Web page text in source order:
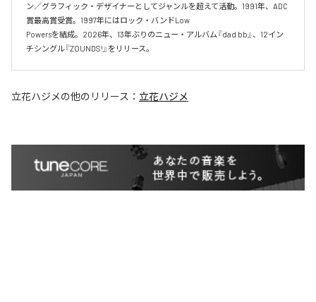
ン／グラフィック・デザイナーとしてジャンルを超えて活動。1991年、ADC
賞最高賞受賞。1997年にはロック・バンドLow
Powersを結成。2026年、13年ぶりのニュー・アルバム『dad bb』、12イン
チシングル『ZOUNDS!』をリリース。
立花ハジメの他のリリース： 立花ハジメ